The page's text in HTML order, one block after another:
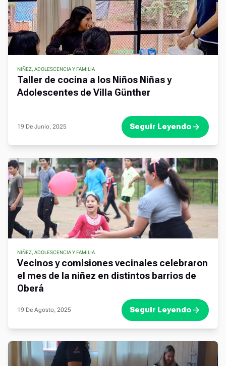
NIÑEZ, ADOLESCENCIA Y FAMILIA
Taller de cocina a los Niños Niñas y
Adolescentes de Villa Günther
19 De Junio, 2025 Seguir Leyendo
NIÑEZ, ADOLESCENCIA Y FAMILIA
Vecinos y comisiones vecinales celebraron
el mes de la niñez en distintos barrios de
Oberá
19 De Agosto, 2025 Seguir Leyendo